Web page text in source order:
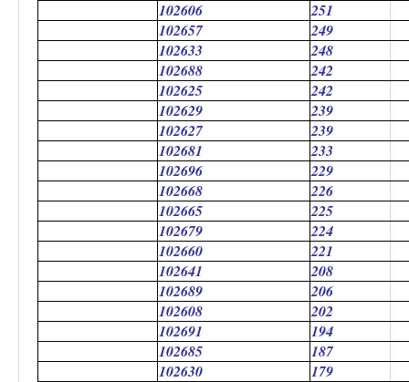
102606
251
102657
249
102633
248
102688
242
102625
242
102629
239
102627
239
102681
233
102696
229
102668
226
102665
225
102679
224
102660
221
102641
208
102689
206
102608
202
102691
194
102685
187
102630
179